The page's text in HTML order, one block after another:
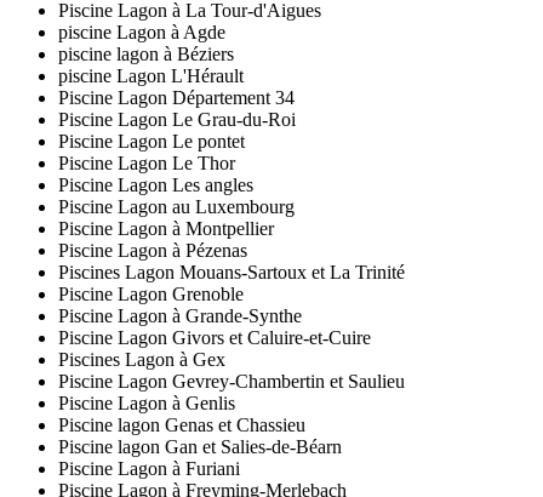
Piscine Lagon à La Tour-d'Aigues
piscine Lagon à Agde
piscine lagon à Béziers
piscine Lagon L'Hérault
Piscine Lagon Département 34
Piscine Lagon Le Grau-du-Roi
Piscine Lagon Le pontet
Piscine Lagon Le Thor
Piscine Lagon Les angles
Piscine Lagon au Luxembourg
Piscine Lagon à Montpellier
Piscine Lagon à Pézenas
Piscines Lagon Mouans-Sartoux et La Trinité
Piscine Lagon Grenoble
Piscine Lagon à Grande-Synthe
Piscine Lagon Givors et Caluire-et-Cuire
Piscines Lagon à Gex
Piscine Lagon Gevrey-Chambertin et Saulieu
Piscine Lagon à Genlis
Piscine lagon Genas et Chassieu
Piscine lagon Gan et Salies-de-Béarn
Piscine Lagon à Furiani
Piscine Lagon à Freyming-Merlebach